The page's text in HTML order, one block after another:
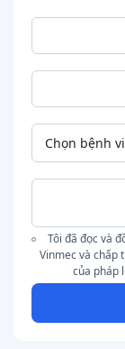
Tôi đã đọc và
Vinmec và chấp
của pháp